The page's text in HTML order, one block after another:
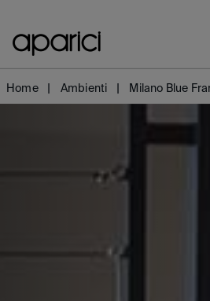
Home Ambienti Milano Blue